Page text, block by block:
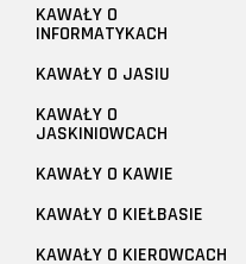
KAWAŁY O
INFORMATYKACH
KAWAŁY O JASIU
KAWAŁY O
JASKINIOWCACH
KAWAŁY O KAWIE
KAWAŁY O KIEŁBASIE
KAWAŁY O KIEROWCACH